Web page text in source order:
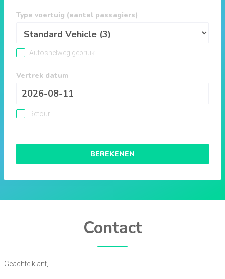
Type voertuig (aantal passagiers)
Autosnelweg gebruik
Vertrek datum
Retour
BEREKENEN
Contact
Geachte klant,